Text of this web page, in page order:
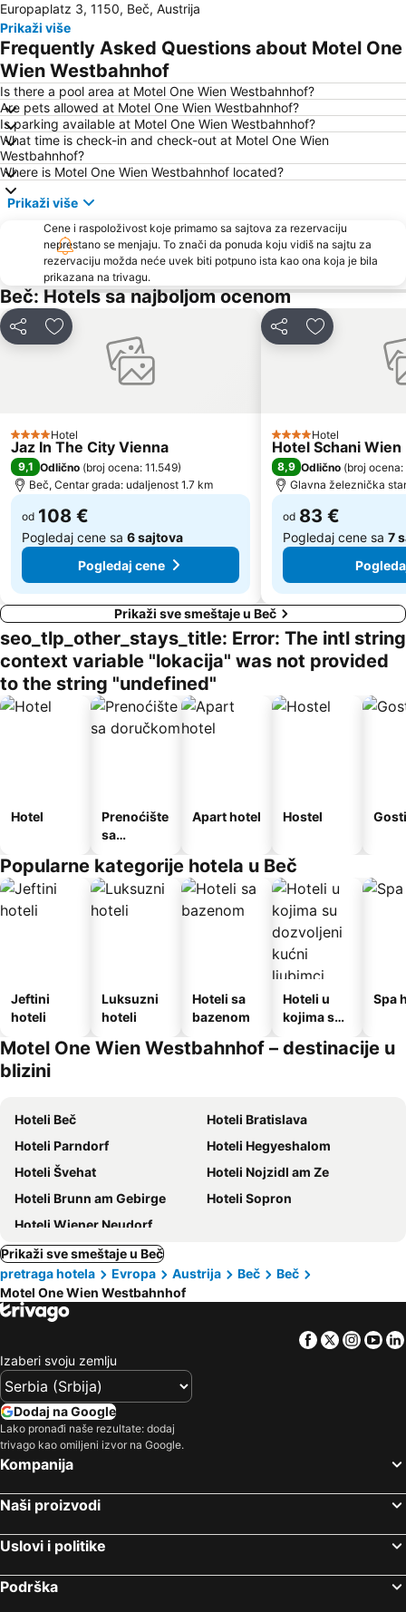
Wiener Stadthalle
U-Bahnlinie U1
Meidling
Kaiserstraße
Penzing
Hofburg
Ottakring
Istorijski centar Beča
Wien Simmering
Tržni centar Shopping city Sud
Lugner City
Belvedere Palace
Simmering
Austrijska galerija Belvedere
Arsenal
Stadion Center
Albertina
Wiener U-Bahn
Šonbrun - Schönbrunn
Silvesterpfad
Stephansdom
Casablanca
Wien Mitte - The Mall
Opera
Alsergrund
Hernals
Pfarre Maria Geburt am Rennweg
Gerhard Hanappi Stadion
Josefsplatz
Europaplatz 3, 1150, Beč, Austrija
Prikaži više
Frequently Asked Questions about Motel One
Wien Westbahnhof
Is there a pool area at Motel One Wien Westbahnhof?
Are pets allowed at Motel One Wien Westbahnhof?
Is parking available at Motel One Wien Westbahnhof?
What time is check-in and check-out at Motel One Wien
Westbahnhof?
Where is Motel One Wien Westbahnhof located?
Prikaži više
Cene i raspoloživost koje primamo sa sajtova za rezervaciju
neprestano se menjaju. To znači da ponuda koju vidiš na sajtu za
rezervaciju možda neće uvek biti potpuno ista kao ona koja je bila
prikazana na trivagu.
Beč: Hotels sa najboljom ocenom
Deli Dodati u favorite
4 Zvezdice
Hotel
Jaz In The City Vienna
9,1 Odlično (broj ocena: 11.549)
Beč, Centar grada: udaljenost 1.7 km
od 108 €
Pogledaj cene sa 6 sajtova
Pogledaj cene
Deli Dodati u
4 Zvezdice
Hotel
Hotel Schani
8,9 Odlično (broj ocena:
Glavna železnička
od 83 €
Pogledaj cene sa 7
Prikaži sve smeštaje u Beč
seo_tlp_other_stays_title: Error: The intl string
context variable "lokacija" was not provided
to the string "undefined"
Hotel
Prenoćište
sa
Apart hotel Hostel
Popularne kategorije hotela u Beč
Jeftini
hoteli
Luksuzni
hoteli
Hoteli sa
bazenom
Hoteli u
kojima su
kućni
Spa
Motel One Wien Westbahnhof – destinacije u
blizini
Hoteli Beč
Hoteli Bratislava
Hoteli Parndorf
Hoteli Hegyeshalom
Hoteli Švehat
Hoteli Nojzidl am Ze
Hoteli Brunn am Gebirge
Hoteli Sopron
Hoteli Wiener Neudorf
Prikaži sve smeštaje u Beč
pretraga hotela
Evropa Austrija Beč
Beč
Motel One Wien Westbahnhof
Facebook
Twitter
Izaberi svoju zemlju
Dodaj na Google
Lako pronađi naše rezultate: dodaj
trivago kao omiljeni izvor na Google.
Kompanija
Naši proizvodi
Uslovi i politike
Podrška